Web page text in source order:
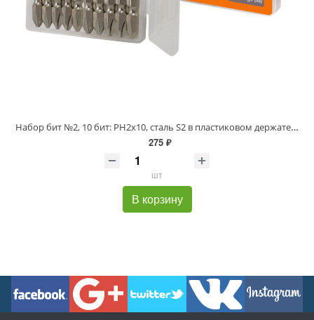
Набор бит №2, 10 бит: PH2x10, сталь S2 в пластиковом держателе, «Алмаз» TDM
275 ₽
шт
В корзину